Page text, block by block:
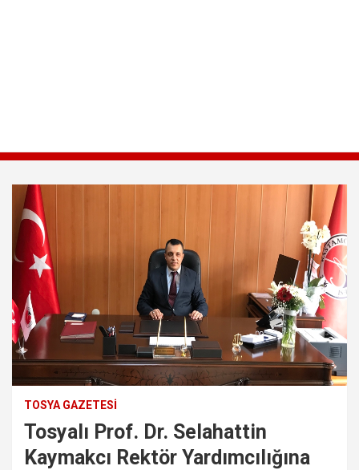
TOSYA GAZETESI
Tosyalı Prof. Dr. Selahattin
Kaymakcı Rektör Yardımcılığına